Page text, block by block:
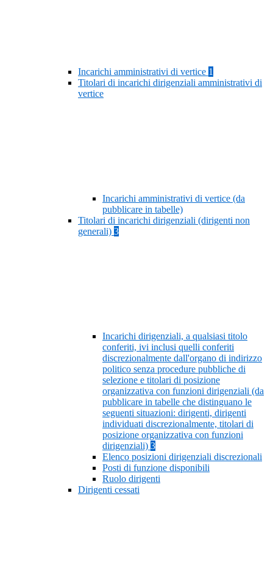
Incarichi amministrativi di vertice 1
Titolari di incarichi dirigenziali amministrativi di
vertice
Incarichi amministrativi di vertice (da
pubblicare in tabelle)
Titolari di incarichi dirigenziali (dirigenti non
generali) 3
Incarichi dirigenziali, a qualsiasi titolo
conferiti, ivi inclusi quelli conferiti
discrezionalmente dall'organo di indirizzo
politico senza procedure pubbliche di
selezione e titolari di posizione
organizzativa con funzioni dirigenziali (da
pubblicare in tabelle che distinguano le
seguenti situazioni: dirigenti, dirigenti
individuati discrezionalmente, titolari di
posizione organizzativa con funzioni
dirigenziali) 3
Elenco posizioni dirigenziali discrezionali
Posti di funzione disponibili
Ruolo dirigenti
Dirigenti cessati